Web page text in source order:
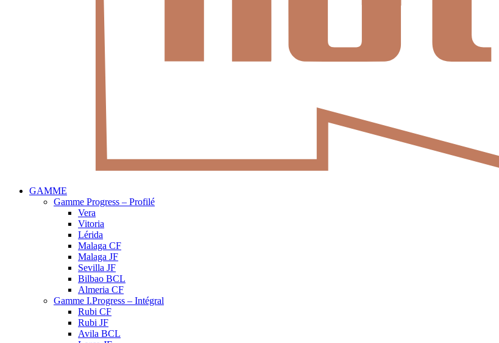
GAMME
Gamme Progress – Profilé
Vera
Vitoria
Lérida
Malaga CF
Malaga JF
Sevilla JF
Bilbao BCL
Almeria CF
Gamme I.Progress – Intégral
Rubi CF
Rubi JF
Avila BCL